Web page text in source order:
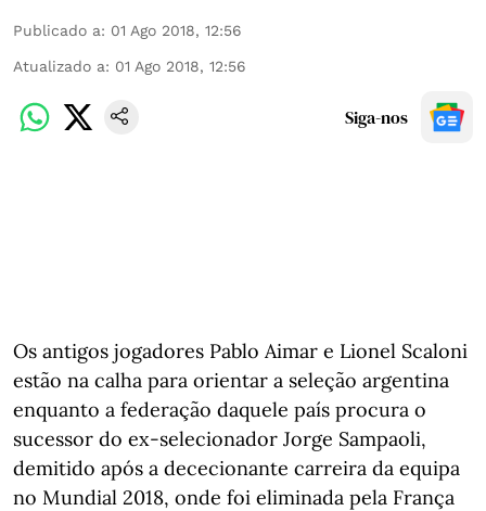
Publicado a: 01 Ago 2018, 12:56
Atualizado a: 01 Ago 2018, 12:56
Siga-nos
Os antigos jogadores Pablo Aimar e Lionel Scaloni
estão na calha para orientar a seleção argentina
enquanto a federação daquele país procura o
sucessor do ex-selecionador Jorge Sampaoli,
demitido após a dececionante carreira da equipa
no Mundial 2018, onde foi eliminada pela França